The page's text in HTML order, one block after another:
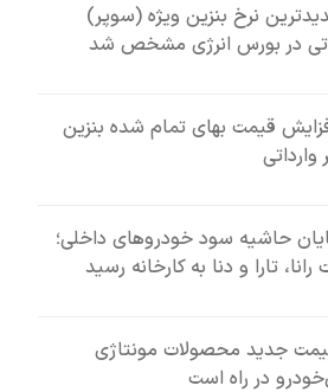
نرخ بنزین ویژه (سوپر)
در بورس انرژی مشخص شد
قیمت بهای تمام شده بنزین
حاشیه سود خودروهای داخلی؛
تارا و دنا به کارخانه رسید
جدید محصولات مونتاژی
در راه است